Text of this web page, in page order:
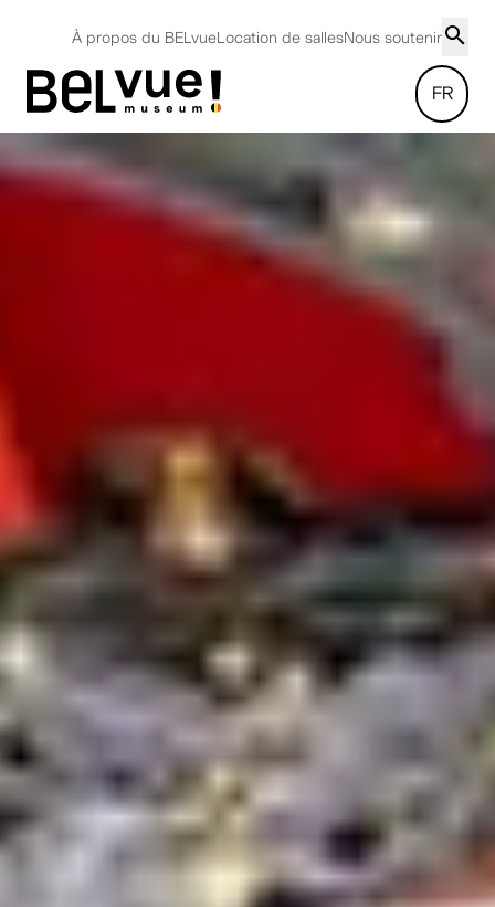
À propos du BELvueLocation de sallesNous soutenir
FR